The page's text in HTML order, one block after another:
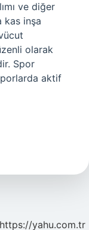
ve diğer
kas inşa
olarak
Spor
aktif
https://yahu.com.tr